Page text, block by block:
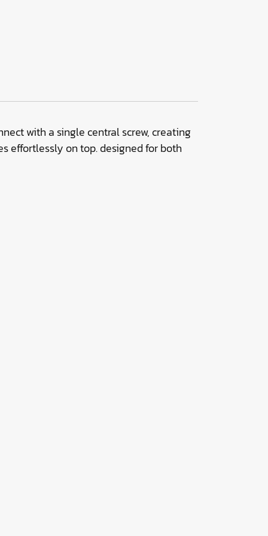
with a single central screw, creating
effortlessly on top. designed for both